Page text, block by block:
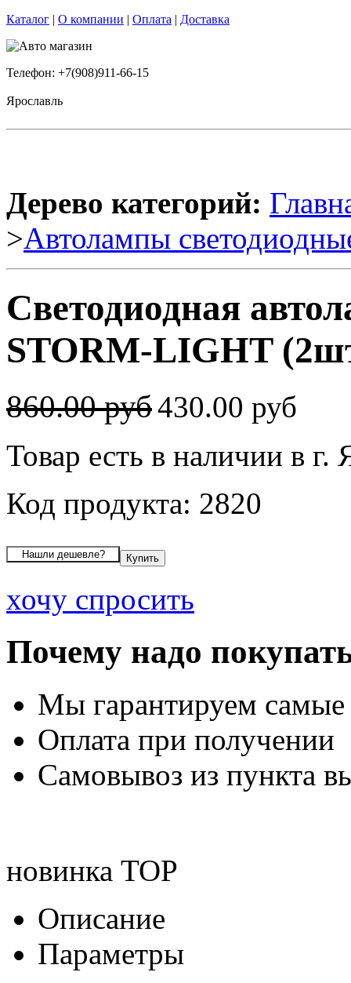
Каталог | О компании | Оплата | Доставка
Телефон: +7(908)911-66-15
Ярославль
Дерево категорий:
>Автолампы
Светодиодная
STORM-LIGHT
860.00 руб430.00 руб
Товар есть в наличии в г.
Код продукта: 2820
хочу спросить
Почему надо
Мы гарантируем
Оплата при получении
Самовывоз из пункта
новинка TOP
Описание
Параметры